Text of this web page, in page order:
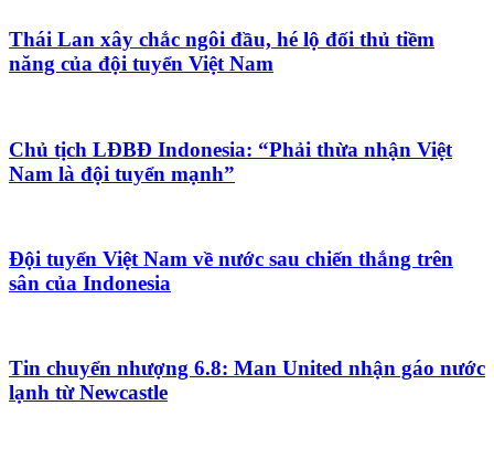
Thái Lan xây chắc ngôi đầu, hé lộ đối thủ tiềm
năng của đội tuyển Việt Nam
Chủ tịch LĐBĐ Indonesia: “Phải thừa nhận Việt
Nam là đội tuyển mạnh”
Đội tuyển Việt Nam về nước sau chiến thắng trên
sân của Indonesia
Tin chuyển nhượng 6.8: Man United nhận gáo nước
lạnh từ Newcastle